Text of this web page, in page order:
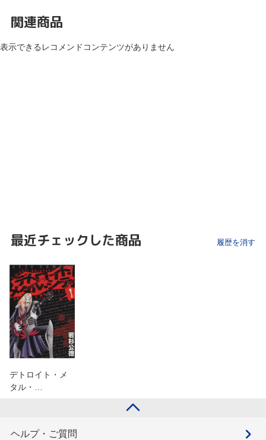
関連商品
表示できるレコメンドコンテンツがありません
最近チェックした商品 履歴を消す
デトロイト・メ
タル・…
ヘルプ・ご質問